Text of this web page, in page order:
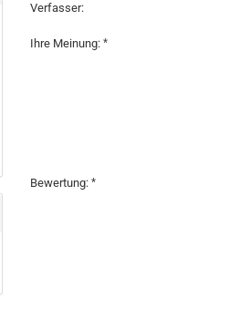
Verfasser:
Ihre Meinung:
Bewertung: